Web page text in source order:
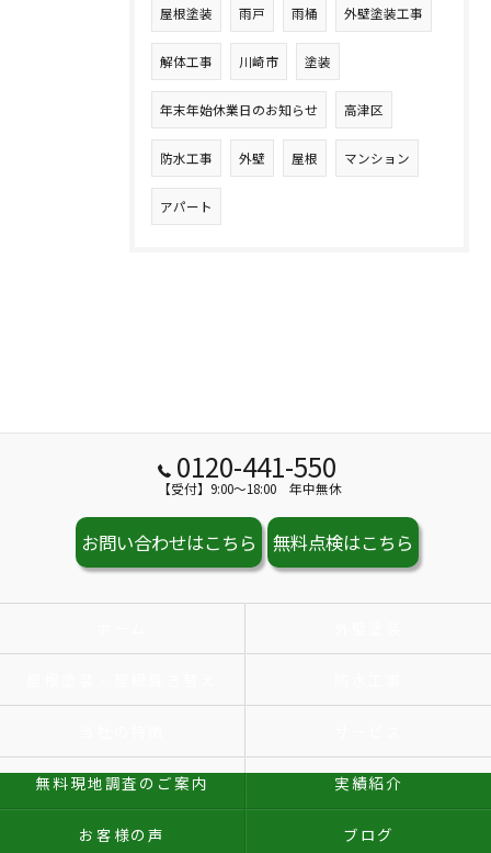
屋根塗装 雨戸 雨桶 外壁塗装工事
解体工事 川崎市 塗装
年末年始休業日のお知らせ 高津区
防水工事 外壁 屋根 マンション
アパート
0120-441-550
【受付】9:00～18:00 年中無休
お問い合わせはこちら 無料点検はこちら
無料現地調査のご案内 実績紹介
お客様の声 ブログ